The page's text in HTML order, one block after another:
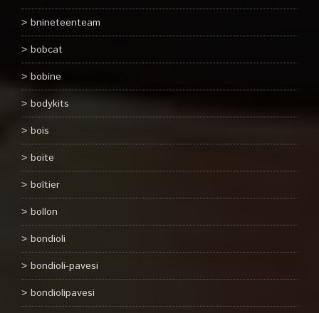
bnineteenteam
bobcat
bobine
bodykits
bois
boite
boîtier
bollon
bondioli
bondioli-pavesi
bondiolipavesi